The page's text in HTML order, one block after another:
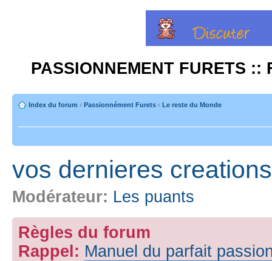
PASSIONNEMENT FURETS ::
Index du forum ‹ Passionnément Furets ‹ Le reste du Monde
vos dernieres creations
Modérateur: Les puants
Règles du forum
Rappel: Manuel du parfait